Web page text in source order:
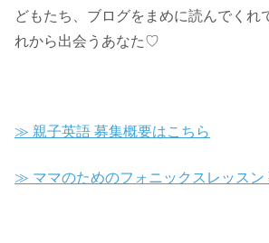
どもたち、ブログをまめに読んでくれ
れから出会うあなた♡
≫ 親子英語 募集概要はこちら
≫ ママのためのフォニックスレッスン